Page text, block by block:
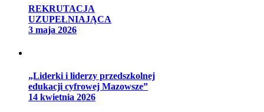
REKRUTACJA
UZUPEŁNIAJĄCA
3 maja 2026
„Liderki i liderzy przedszkolnej
edukacji cyfrowej Mazowsze”
14 kwietnia 2026